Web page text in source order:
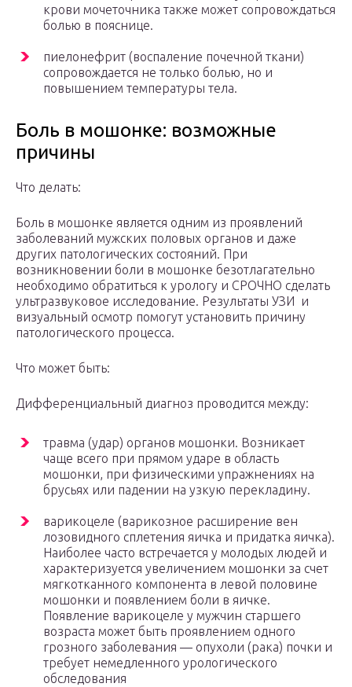
крови мочеточника также может сопровождаться
болью в пояснице.
пиелонефрит (воспаление почечной ткани)
сопровождается не только болью, но и
повышением температуры тела.
Боль в мошонке: возможные
причины
Что делать:
Боль в мошонке является одним из проявлений
заболеваний мужских половых органов и даже
других патологических состояний. При
возникновении боли в мошонке безотлагательно
необходимо обратиться к урологу и СРОЧНО сделать
ультразвуковое исследование. Результаты УЗИ и
визуальный осмотр помогут установить причину
патологического процесса.
Что может быть:
Дифференциальный диагноз проводится между:
травма (удар) органов мошонки. Возникает
чаще всего при прямом ударе в область
мошонки, при физическими упражнениях на
брусьях или падении на узкую перекладину.
варикоцеле (варикозное расширение вен
лозовидного сплетения яичка и придатка яичка).
Наиболее часто встречается у молодых людей и
характеризуется увеличением мошонки за счет
мягкотканного компонента в левой половине
мошонки и появлением боли в яичке.
Появление варикоцеле у мужчин старшего
возраста может быть проявлением одного
грозного заболевания — опухоли (рака) почки и
требует немедленного урологического
обследования